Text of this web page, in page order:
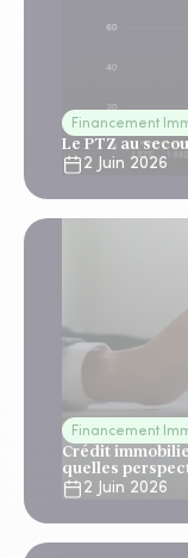
Financement
Le PTZ au
2 Juin 2026
Financement
Crédit
quelles
2 Juin 2026